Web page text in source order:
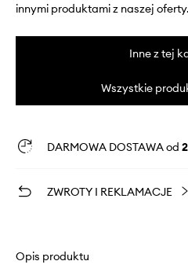
innymi produktami z naszej oferty.
Inne z tej
Wszystkie
DARMOWA DOSTAWA od
ZWROTY I REKLAMACJE
Opis produktu